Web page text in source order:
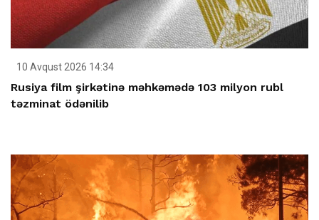
10 Avqust 2026 14:34
Rusiya film şirkətinə məhkəmədə 103 milyon rubl
təzminat ödənilib